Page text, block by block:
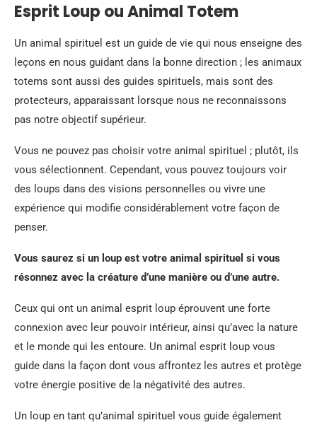
Esprit Loup ou Animal Totem
Un animal spirituel est un guide de vie qui nous enseigne des
leçons en nous guidant dans la bonne direction ; les animaux
totems sont aussi des guides spirituels, mais sont des
protecteurs, apparaissant lorsque nous ne reconnaissons
pas notre objectif supérieur.
Vous ne pouvez pas choisir votre animal spirituel ; plutôt, ils
vous sélectionnent. Cependant, vous pouvez toujours voir
des loups dans des visions personnelles ou vivre une
expérience qui modifie considérablement votre façon de
penser.
Vous saurez si un loup est votre animal spirituel si vous
résonnez avec la créature d’une manière ou d’une autre.
Ceux qui ont un animal esprit loup éprouvent une forte
connexion avec leur pouvoir intérieur, ainsi qu’avec la nature
et le monde qui les entoure. Un animal esprit loup vous
guide dans la façon dont vous affrontez les autres et protège
votre énergie positive de la négativité des autres.
Un loup en tant qu’animal spirituel vous guide également